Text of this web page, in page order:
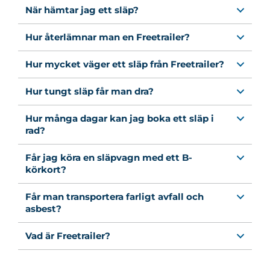
När hämtar jag ett släp?
Hur återlämnar man en Freetrailer?
Hur mycket väger ett släp från Freetrailer?
Hur tungt släp får man dra?
Hur många dagar kan jag boka ett släp i
rad?
Får jag köra en släpvagn med ett B-
körkort?
Får man transportera farligt avfall och
asbest?
Vad är Freetrailer?